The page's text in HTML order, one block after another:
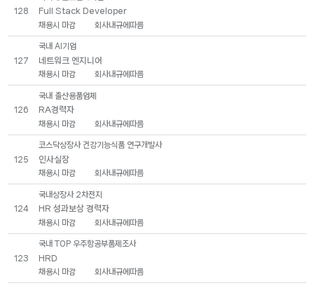
128 Full Stack Developer
채용시 마감 회사내규에따름
127
국내 AI기업
네트워크 엔지니어
채용시 마감 회사내규에따름
126
국내 출산용품업체
RA경력자
채용시 마감 회사내규에따름
125
코스닥상장사 건강기능식품 연구개발사
인사실장
채용시 마감 회사내규에따름
124
국내상장사 2차전지
HR 성과보상 경력자
채용시 마감 회사내규에따름
123
국내 TOP 우주항공부품제조사
HRD
채용시 마감 회사내규에따름